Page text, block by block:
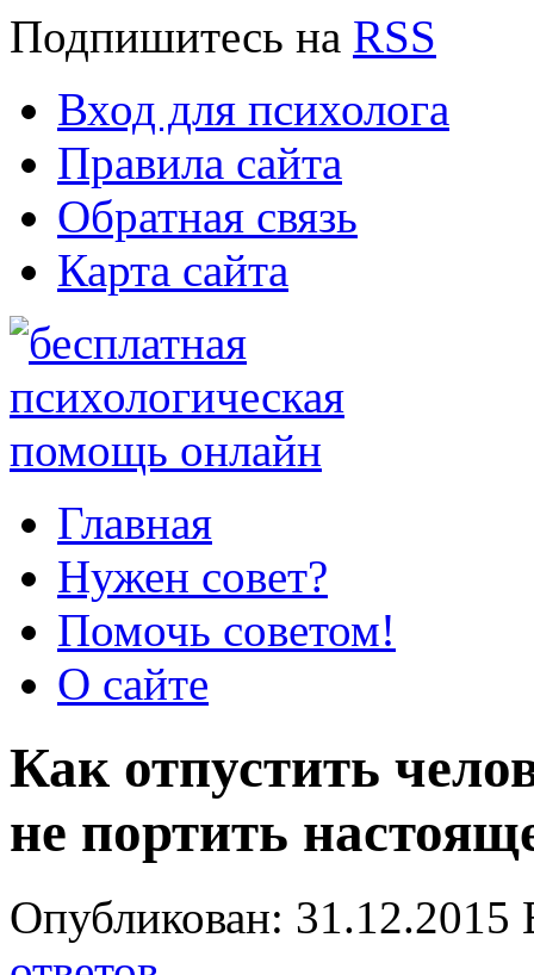
Подпишитесь на RSS
Вход для психолога
Правила сайта
Обратная связь
Карта сайта
Главная
Нужен совет?
Помочь советом!
О сайте
Как отпустить
не портить
Опубликован: